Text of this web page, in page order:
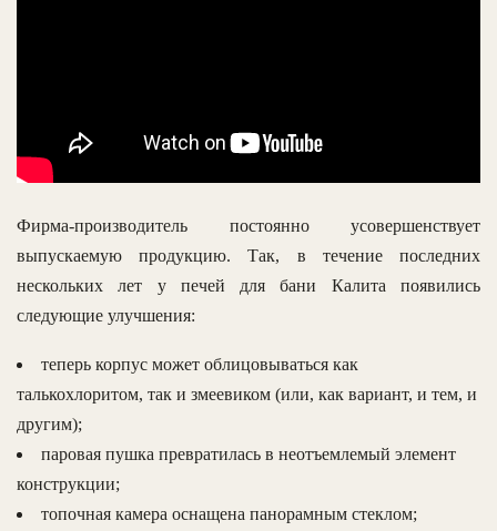
Фирма-производитель постоянно усовершенствует
выпускаемую продукцию. Так, в течение последних
нескольких лет у печей для бани Калита появились
следующие улучшения:
теперь корпус может облицовываться как
талькохлоритом, так и змеевиком (или, как вариант, и тем, и
другим);
паровая пушка превратилась в неотъемлемый элемент
конструкции;
топочная камера оснащена панорамным стеклом;